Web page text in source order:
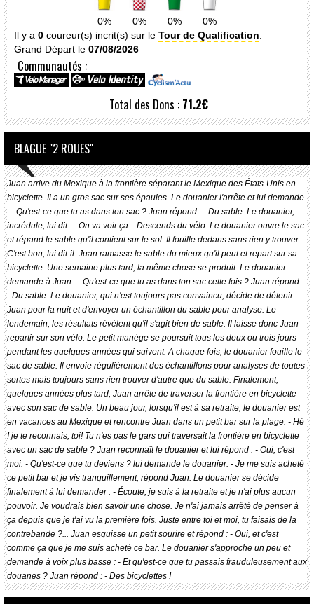
0% 0% 0%
0%
Il y a 0 coureur(s) incrit(s) sur le Tour de Qualification.
Grand Départ le 07/08/2026
Communautés :
Total des Dons : 71.2€
BLAGUE "2 ROUES"
Juan arrive du Mexique à la frontière séparant le Mexique des États-Unis en
bicyclette. Il a un gros sac sur ses épaules. Le douanier l'arrête et lui demande
: - Qu'est-ce que tu as dans ton sac ? Juan répond : - Du sable. Le douanier,
incrédule, lui dit : - On va voir ça... Descends du vélo. Le douanier ouvre le sac
et répand le sable qu'il contient sur le sol. Il fouille dedans sans rien y trouver. -
C'est bon, lui dit-il. Juan ramasse le sable du mieux qu'il peut et repart sur sa
bicyclette. Une semaine plus tard, la même chose se produit. Le douanier
demande à Juan : - Qu'est-ce que tu as dans ton sac cette fois ? Juan répond :
- Du sable. Le douanier, qui n'est toujours pas convaincu, décide de détenir
Juan pour la nuit et d'envoyer un échantillon du sable pour analyse. Le
lendemain, les résultats révèlent qu'il s'agit bien de sable. Il laisse donc Juan
repartir sur son vélo. Le petit manège se poursuit tous les deux ou trois jours
pendant les quelques années qui suivent. A chaque fois, le douanier fouille le
sac de sable. Il envoie régulièrement des échantillons pour analyses de toutes
sortes mais toujours sans rien trouver d'autre que du sable. Finalement,
quelques années plus tard, Juan arrête de traverser la frontière en bicyclette
avec son sac de sable. Un beau jour, lorsqu'il est à sa retraite, le douanier est
en vacances au Mexique et rencontre Juan dans un petit bar sur la plage. - Hé
! je te reconnais, toi! Tu n'es pas le gars qui traversait la frontière en bicyclette
avec un sac de sable ? Juan reconnaît le douanier et lui répond : - Oui, c'est
moi. - Qu'est-ce que tu deviens ? lui demande le douanier. - Je me suis acheté
ce petit bar et je vis tranquillement, répond Juan. Le douanier se décide
finalement à lui demander : - Écoute, je suis à la retraite et je n'ai plus aucun
pouvoir. Je voudrais bien savoir une chose. Je n'ai jamais arrêté de penser à
ça depuis que je t'ai vu la première fois. Juste entre toi et moi, tu faisais de la
contrebande ?... Juan esquisse un petit sourire et répond : - Oui, et c'est
comme ça que je me suis acheté ce bar. Le douanier s'approche un peu et
demande à voix plus basse : - Et qu'est-ce que tu passais frauduleusement aux
douanes ? Juan répond : - Des bicyclettes !